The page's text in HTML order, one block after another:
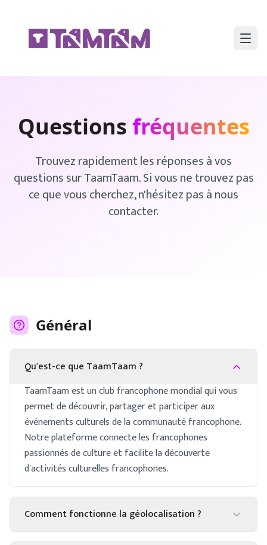
Questions fréquentes
Trouvez rapidement les réponses à vos
questions sur TaamTaam. Si vous ne trouvez pas
ce que vous cherchez, n'hésitez pas à nous
contacter.
Général
Qu'est-ce que TaamTaam ?
TaamTaam est un club francophone mondial qui vous
permet de découvrir, partager et participer aux
événements culturels de la communauté francophone.
Notre plateforme connecte les francophones
passionnés de culture et facilite la découverte
d'activités culturelles francophones.
Comment fonctionne la géolocalisation ?